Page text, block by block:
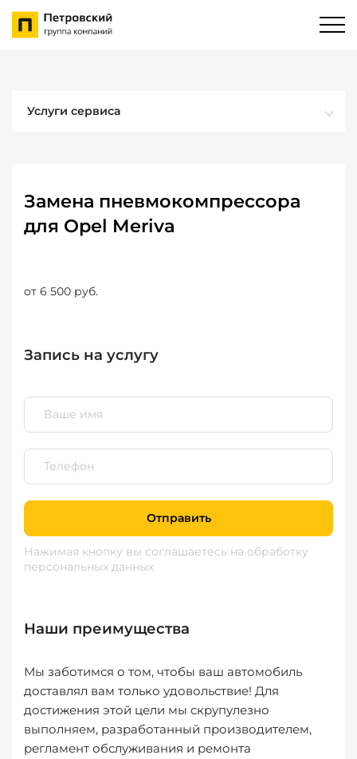
Услуги сервиса
Замена пневмокомпрессора
для Opel Meriva
от 6 500 руб.
Запись на услугу
Отправить
Нажимая кнопку вы соглашаетесь на обработку
персональных данных
Наши преимущества
Мы заботимся о том, чтобы ваш автомобиль
доставлял вам только удовольствие! Для
достижения этой цели мы скрупулезно
выполняем, разработанный производителем,
регламент обслуживания и ремонта